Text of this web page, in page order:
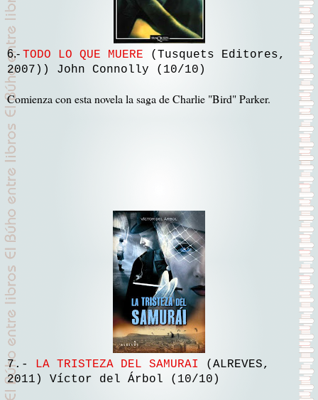
6.- TODO LO QUE MUERE (Tusquets Editores,
2007)) John Connolly (10/10)
Comienza con esta novela la saga de Charlie "Bird" Parker.
7.- LA TRISTEZA DEL SAMURAI
(ALREVES,
2011) Víctor del Árbol (10/10)